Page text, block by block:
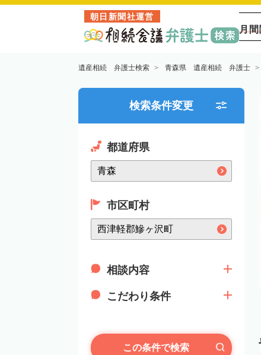
朝日新聞社運営
月間
遺産相続 弁護士検索 青森県 遺産相続 弁護士
検索条件変更
都道府県
市区町村
相談内容
こだわり条件
この条件で検索